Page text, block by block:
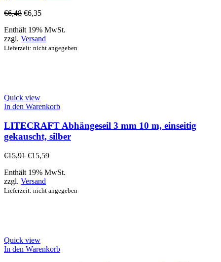
€6,48 €6,35
Enthält 19% MwSt.
zzgl. Versand
Lieferzeit: nicht angegeben
Quick view
In den Warenkorb
LITECRAFT Abhängeseil 3 mm 10 m, einseitig
gekauscht, silber
€15,91 €15,59
Enthält 19% MwSt.
zzgl. Versand
Lieferzeit: nicht angegeben
Quick view
In den Warenkorb